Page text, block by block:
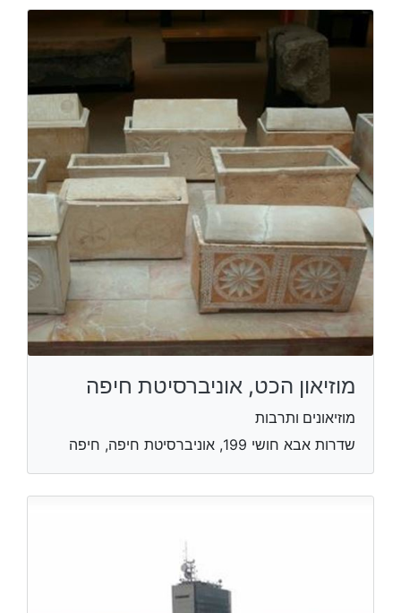
מוזיאון הכט, אוניברסיטת חיפה
מוזיאונים ותרבות
שדרות אבא חושי 199, אוניברסיטת חיפה, חיפה